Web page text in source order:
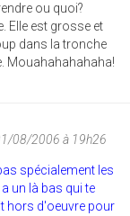
ou quoi?
Elle est grosse et
dans la tronche
Mouahahahahaha!
08/2006 à 19h26
spécialement les
un là bas qui te
hors d'oeuvre pour